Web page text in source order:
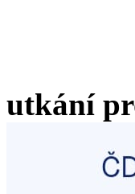
utkání